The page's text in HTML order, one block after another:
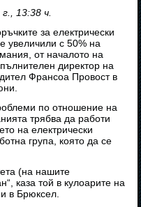
13:38 ч.
за електрически
увеличили с 50% на
от началото на
директор на
Франсоа Провост в
по отношение на
трябва да работи
на електрически
група, която да се
(на нашите
каза той в кулоарите на
в Брюксел.